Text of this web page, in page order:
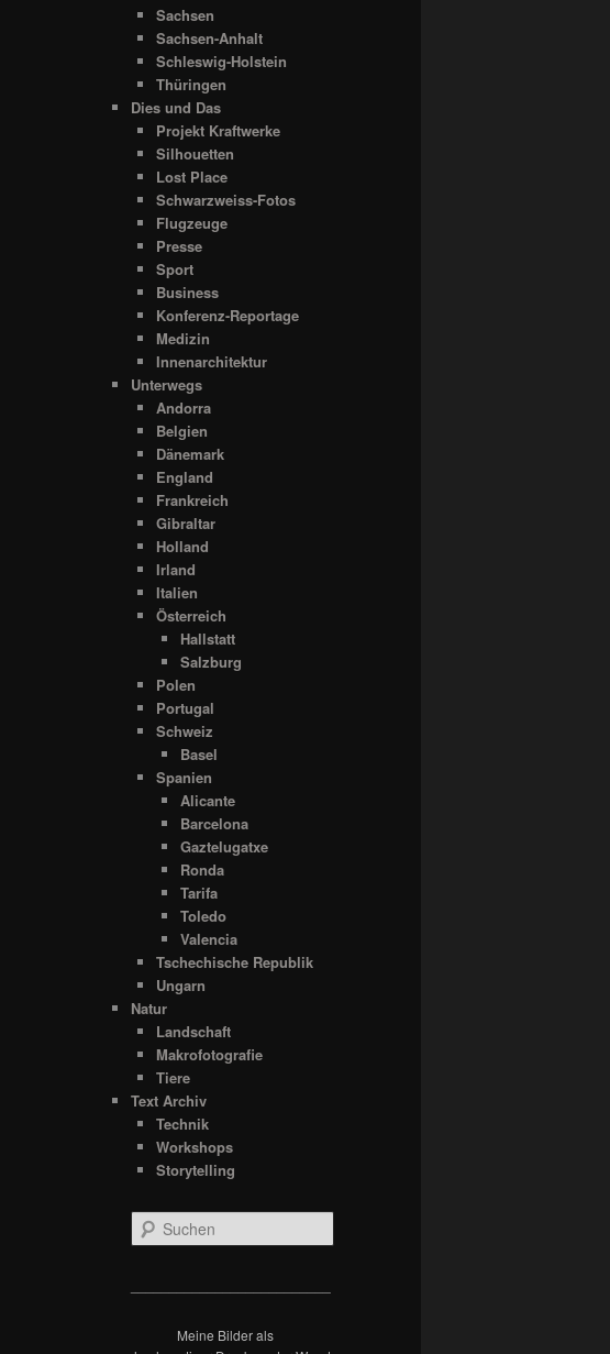
Sachsen
Sachsen-Anhalt
Schleswig-Holstein
Thüringen
Dies und Das
Projekt Kraftwerke
Silhouetten
Lost Place
Schwarzweiss-Fotos
Flugzeuge
Presse
Sport
Business
Konferenz-Reportage
Medizin
Innenarchitektur
Unterwegs
Andorra
Belgien
Dänemark
England
Frankreich
Gibraltar
Holland
Irland
Italien
Österreich
Hallstatt
Salzburg
Polen
Portugal
Schweiz
Basel
Spanien
Alicante
Barcelona
Gaztelugatxe
Ronda
Tarifa
Toledo
Valencia
Tschechische Republik
Ungarn
Natur
Landschaft
Makrofotografie
Tiere
Text Archiv
Technik
Workshops
Storytelling
u
Meine Bilder als